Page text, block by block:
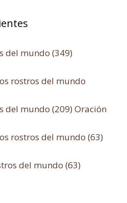
del mundo (349)
rostros del mundo
del mundo (209) Oración
rostros del mundo (63)
del mundo (63)